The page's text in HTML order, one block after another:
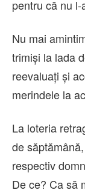
pentru că nu
Nu mai
trimiși la lada
reevaluați și
merindele la
La loteria
de
respectiv
De ce? Ca să